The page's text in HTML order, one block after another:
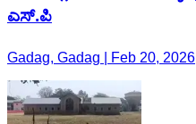
ಎಸ್.ಪಿ
Gadag, Gadag | Feb 20, 2026